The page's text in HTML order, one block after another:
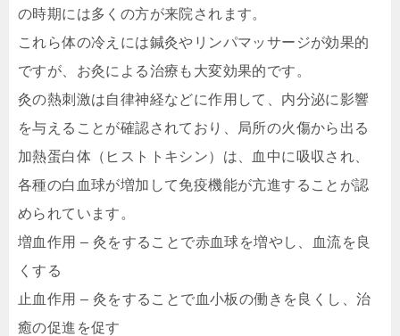
の時期には多くの方が来院されます。
これら体の冷えには鍼灸やリンパマッサージが効果的
ですが、お灸による治療も大変効果的です。
灸の熱刺激は自律神経などに作用して、内分泌に影響
を与えることが確認されており、局所の火傷から出る
加熱蛋白体（ヒストトキシン）は、血中に吸収され、
各種の白血球が増加して免疫機能が亢進することが認
められています。
増血作用 – 灸をすることで赤血球を増やし、血流を良
くする
止血作用 – 灸をすることで血小板の働きを良くし、治
癒の促進を促す